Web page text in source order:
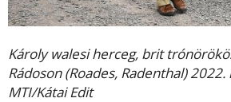
Károly walesi herceg, brit
Rádoson (Roades, Radenthal)
MTI/Kátai Edit